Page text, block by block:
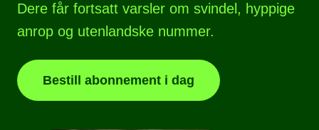
Dere får fortsatt varsler om svindel, hyppige
anrop og utenlandske nummer.
Bestill abonnement i dag